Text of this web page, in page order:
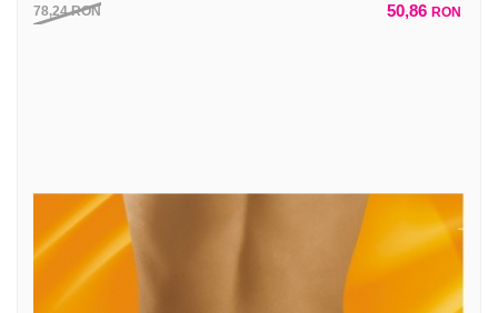
78,24RON 50,86 RON